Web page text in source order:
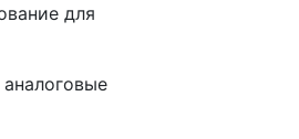
для